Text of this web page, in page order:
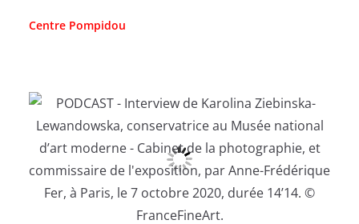
Centre Pompidou